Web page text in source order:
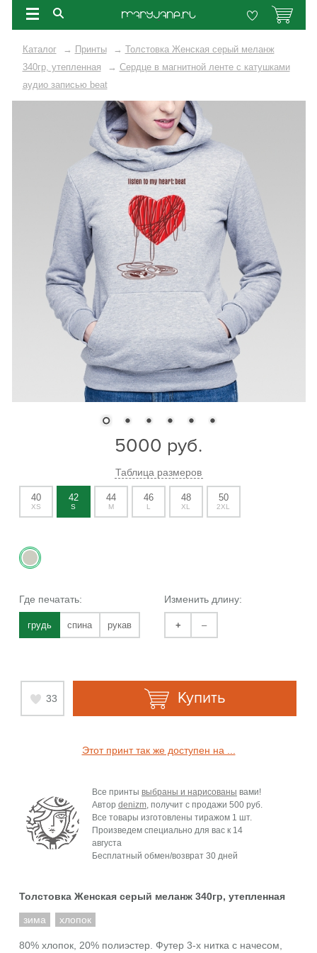
Каталог → Принты → Толстовка Женская серый меланж
340гр, утепленная
→ Сердце в магнитной ленте с катушками
аудио записью beat
5000 руб.
Таблица размеров
40
XS
42
S
44
M
46
L
48
XL
50
2XL
Где печатать:
грудь спина рукав
Изменить длину:
+ –
33 Купить
Этот принт так же доступен на ...
Все принты выбраны и нарисованы вами!
Автор denizm, получит с продажи 500 руб.
Все товары изготовлены тиражом 1 шт.
Произведем специально для вас к 14
августа
Бесплатный обмен/возврат 30 дней
Толстовка Женская серый меланж 340гр, утепленная
зима хлопок
80% хлопок, 20% полиэстер. Футер 3-х нитка с начесом,